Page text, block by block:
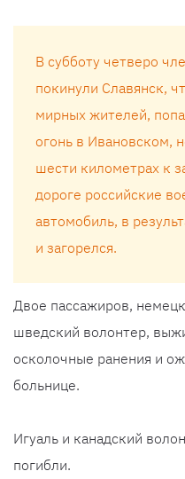
В субботу четверо
покинули Славянск,
мирных жителей,
огонь в Ивановском,
шести километрах к
дороге российские
автомобиль, в
и загорелся.
Двое пассажиров,
шведский волонтер,
осколочные ранения и
больнице.
Игуаль и канадский
погибли.